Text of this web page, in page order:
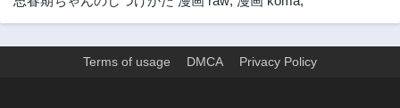
第38.3話
Terms of usage DMCA Privacy Policy